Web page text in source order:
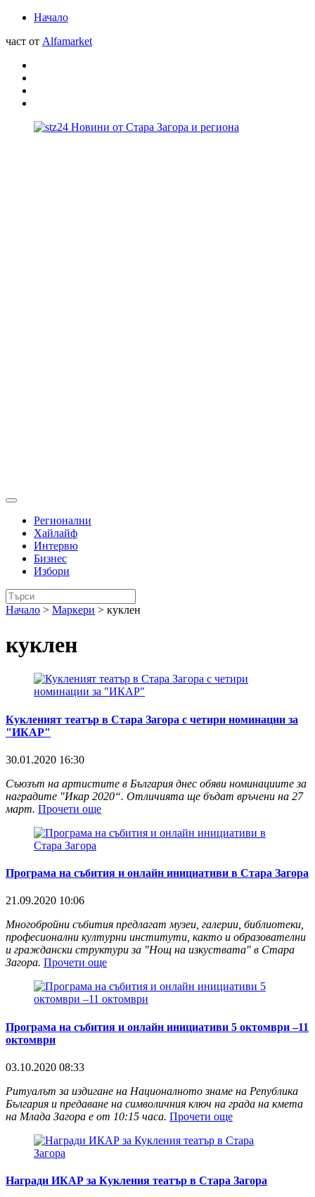
Начало
част от Alfamarket
Регионални
Хайлайф
Интервю
Бизнес
Избори
Начало > Маркери > куклен
куклен
Кукленият театър в Стара Загора с четири номинации за
"ИКАР"
30.01.2020 16:30
Съюзът на артистите в България днес обяви номинациите за
наградите "Икар 2020“. Отличията ще бъдат връчени на 27
март. Прочети още
Програма на събития и онлайн инициативи в Стара Загора
21.09.2020 10:06
Многобройни събития предлагат музеи, галерии, библиотеки,
професионални културни институти, както и образователни
и граждански структури за "Нощ на изкуствата" в Стара
Загора. Прочети още
Програма на събития и онлайн инициативи 5 октомври –11
октомври
03.10.2020 08:33
Ритуалът за издигане на Националното знаме на Република
България и предаване на символичния ключ на града на кмета
на Млада Загора е от 10:15 часа. Прочети още
Награди ИКАР за Кукления театър в Стара Загора